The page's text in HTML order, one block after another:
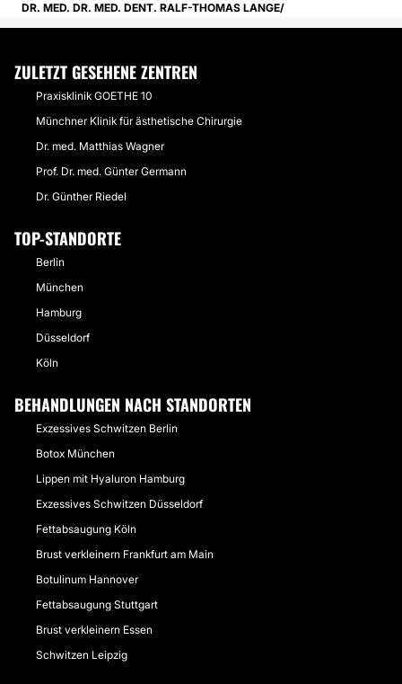
DR. MED. DR. MED. DENT. RALF-THOMAS LANGE
ZULETZT GESEHENE ZENTREN
Praxisklinik GOETHE 10
Münchner Klinik für ästhetische Chirurgie
Dr. med. Matthias Wagner
Prof. Dr. med. Günter Germann
Dr. Günther Riedel
TOP-STANDORTE
Berlin
München
Hamburg
Düsseldorf
Köln
BEHANDLUNGEN NACH STANDORTEN
Exzessives Schwitzen Berlin
Botox München
Lippen mit Hyaluron Hamburg
Exzessives Schwitzen Düsseldorf
Fettabsaugung Köln
Brust verkleinern Frankfurt am Main
Botulinum Hannover
Fettabsaugung Stuttgart
Brust verkleinern Essen
Schwitzen Leipzig